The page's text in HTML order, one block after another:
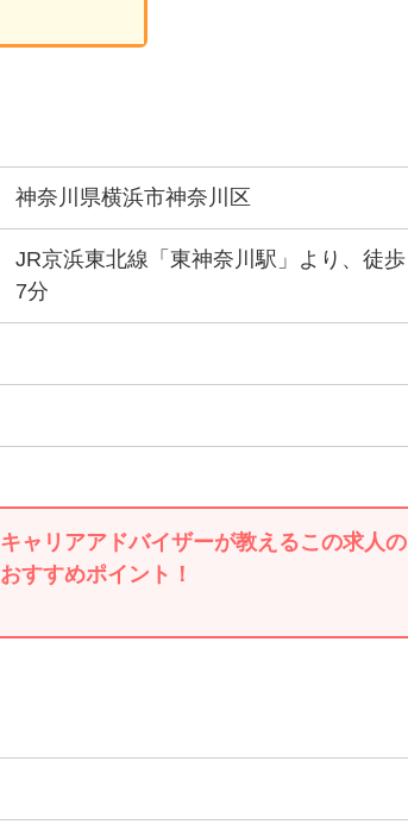
神奈川県横浜市神奈川区
JR京浜東北線「東神奈川駅」より、徒歩
7分
キャリアアドバイザーが教えるこの求人の
おすすめポイント！